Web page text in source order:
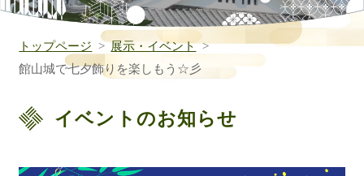
トップページ
展示・イベント
館山城で七夕飾りを楽しもう☆彡
イベントのお知らせ